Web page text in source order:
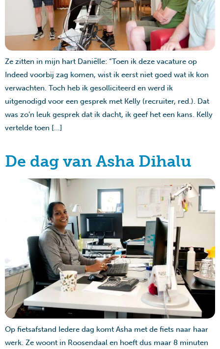
Ze zitten in mijn hart Daniëlle: “Toen ik deze vacature op
Indeed voorbij zag komen, wist ik eerst niet goed wat ik kon
verwachten. Toch heb ik gesolliciteerd en werd ik
uitgenodigd voor een gesprek met Kelly (recruiter, red.). Dat
was zo’n leuk gesprek dat ik dacht, ik geef het een kans. Kelly
vertelde toen […]
De dag van Asha Dihalu
Op fietsafstand Iedere dag komt Asha met de fiets naar haar
werk. Ze woont in Roosendaal en hoeft dus maar 8 minuten